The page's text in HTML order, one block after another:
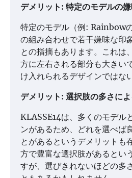
デメリット: 特定のモデルの
特定のモデル（例: Rainbow
の組み合わせで若干嫌味な印
との指摘もあります。これは
方に左右される部分も大きい
け入れられるデザインではな
デメリット: 選択肢の多さに
KLASSE14は、多くのモデル
ンがあるため、どれを選べば
とがあるというデメリットも
方で豊富な選択肢があるとい
すが、選びきれないほどの多